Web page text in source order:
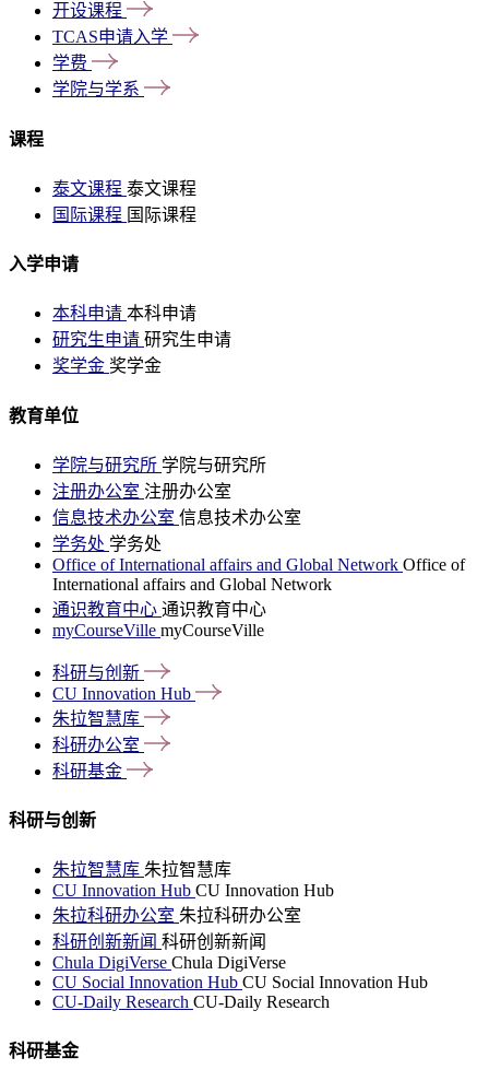
开设课程
TCAS申请入学
学费
学院与学系
课程
泰文课程 泰文课程
国际课程 国际课程
入学申请
本科申请 本科申请
研究生申请 研究生申请
奖学金 奖学金
教育单位
学院与研究所 学院与研究所
注册办公室 注册办公室
信息技术办公室 信息技术办公室
学务处 学务处
Office of International affairs and Global Network Office of
International affairs and Global Network
通识教育中心 通识教育中心
myCourseVille myCourseVille
科研与创新
CU Innovation Hub
朱拉智慧库
科研办公室
科研基金
科研与创新
朱拉智慧库 朱拉智慧库
CU Innovation Hub CU Innovation Hub
朱拉科研办公室 朱拉科研办公室
科研创新新闻 科研创新新闻
Chula DigiVerse Chula DigiVerse
CU Social Innovation Hub CU Social Innovation Hub
CU-Daily Research CU-Daily Research
科研基金